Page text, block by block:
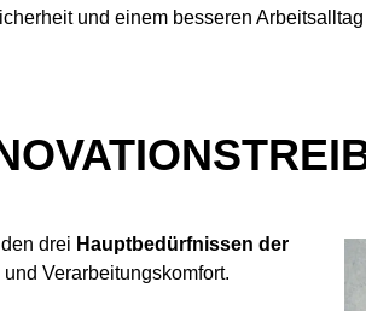
und einem besseren
drei Hauptbedürfnissen der
Verarbeitungskomfort.